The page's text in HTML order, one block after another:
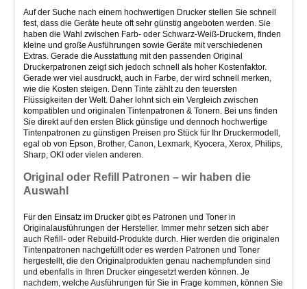
Auf der Suche nach einem hochwertigen Drucker stellen Sie schnell
fest, dass die Geräte heute oft sehr günstig angeboten werden. Sie
haben die Wahl zwischen Farb- oder Schwarz-Weiß-Druckern, finden
kleine und große Ausführungen sowie Geräte mit verschiedenen
Extras. Gerade die Ausstattung mit den passenden Original
Druckerpatronen zeigt sich jedoch schnell als hoher Kostenfaktor.
Gerade wer viel ausdruckt, auch in Farbe, der wird schnell merken,
wie die Kosten steigen. Denn Tinte zählt zu den teuersten
Flüssigkeiten der Welt. Daher lohnt sich ein Vergleich zwischen
kompatiblen und originalen Tintenpatronen & Tonern. Bei uns finden
Sie direkt auf den ersten Blick günstige und dennoch hochwertige
Tintenpatronen zu günstigen Preisen pro Stück für Ihr Druckermodell,
egal ob von Epson, Brother, Canon, Lexmark, Kyocera, Xerox, Philips,
Sharp, OKI oder vielen anderen.
Original oder Refill Patronen – wir haben die
Auswahl
Für den Einsatz im Drucker gibt es Patronen und Toner in
Originalausführungen der Hersteller. Immer mehr setzen sich aber
auch Refill- oder Rebuild-Produkte durch. Hier werden die originalen
Tintenpatronen nachgefüllt oder es werden Patronen und Toner
hergestellt, die den Originalprodukten genau nachempfunden sind
und ebenfalls in Ihren Drucker eingesetzt werden können. Je
nachdem, welche Ausführungen für Sie in Frage kommen, können Sie